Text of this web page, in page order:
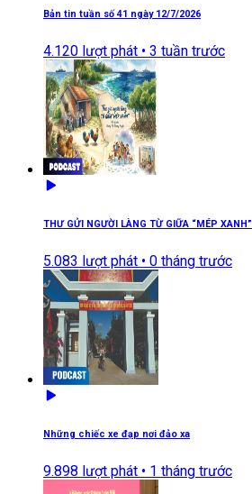
Bản tin tuần số 41 ngày 12/7/2026
4.120 lượt phát • 3 tuần trước
THƯ GỬI NGƯỜI LÀNG TỪ GIỮA “MÉP XANH”
5.083 lượt phát • 0 tháng trước
Những chiếc xe đạp nơi đảo xa
9.898 lượt phát • 1 tháng trước